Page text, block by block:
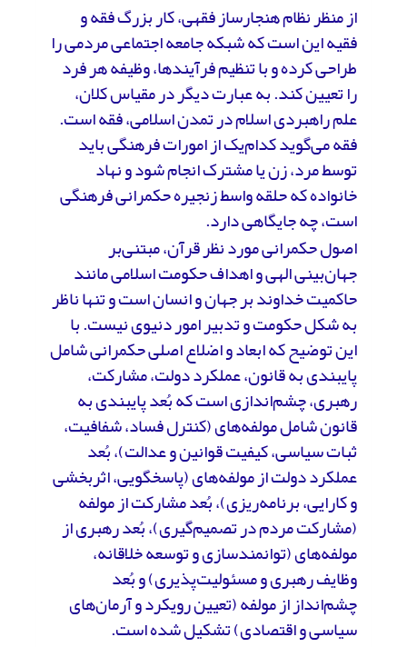
از منظر نظام هنجارساز فقهی، کار بزرگ فقه و
فقیه این است که شبکه جامعه اجتماعی مردمی را
طراحی کرده و با تنظیم فرآیندها، وظیفه هر فرد
را تعیین کند. به عبارت دیگر در مقیاس کلان،
علم راهبردی اسلام در تمدن اسلامی، فقه است.
فقه می‌گوید کدام‌یک از امورات فرهنگی باید
توسط مرد، زن یا مشترک انجام شود و نهاد
خانواده که حلقه واسط زنجیره حکمرانی فرهنگی
است، چه جایگاهی دارد.
اصول حکمرانی مورد نظر قرآن، مبتنی‌بر
جهان‌بینی الهی و اهداف حکومت اسلامی مانند
حاکمیت خداوند بر جهان و انسان است و تنها ناظر
به شکل حکومت و تدبیر امور دنیوی نیست. با
این توضیح که ابعاد و اضلاع اصلی حکمرانی شامل
پایبندی به قانون، عملکرد دولت، مشارکت،
رهبری، چشم‌اندازی است که بُعد پایبندی به
قانون شامل مولفه‌های (کنترل فساد، شفافیت،
ثبات سیاسی، کیفیت قوانین و عدالت)، بُعد
عملکرد دولت از مولفه‌های (پاسخگویی، اثربخشی
و کارایی، برنامه‌ریزی)، بُعد مشارکت از مولفه
(مشارکت مردم در تصمیم‌گیری)، بُعد رهبری از
مولفه‌های (توانمندسازی و توسعه خلاقانه،
وظایف رهبری و مسئولیت‌پذیری) و بُعد
چشم‌انداز از مولفه (تعیین رویکرد و آرمان‌های
سیاسی و اقتصادی) تشکیل شده است.